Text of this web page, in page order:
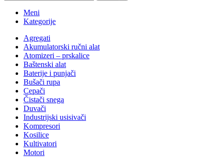
Meni
Kategorije
Agregati
Akumulatorski ručni alat
Atomizeri – prskalice
Baštenski alat
Baterije i punjači
Bušači rupa
Cepači
Čistači snega
Duvači
Industrijski usisivači
Kompresori
Kosilice
Kultivatori
Motori